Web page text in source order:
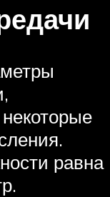
равна